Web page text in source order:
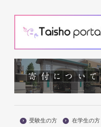
受験生の方 在学生の方